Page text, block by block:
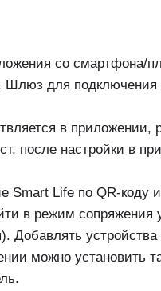
со смартфона/
Шлюз для
в приложении,
после настройки в
Smart Life по QR-коду
в режим сопряжения
Добавлять
можно установить